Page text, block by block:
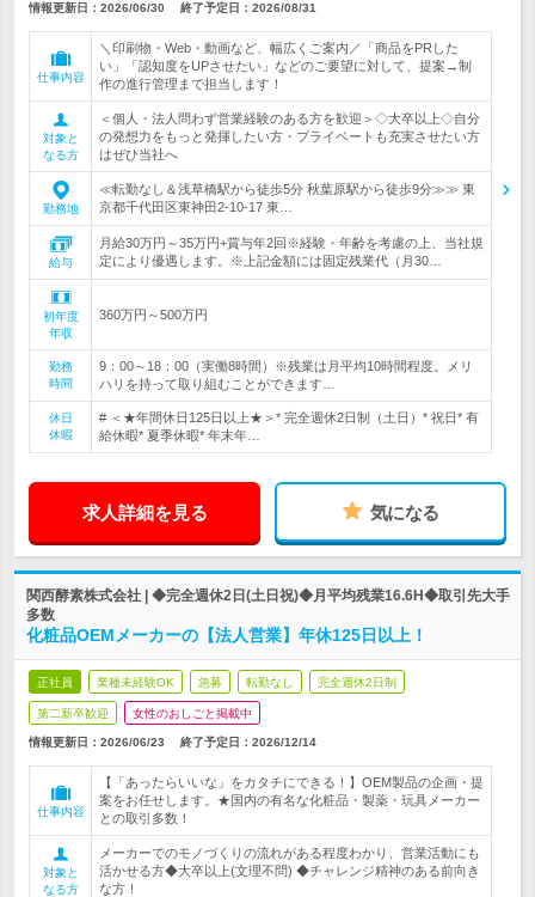
情報更新日：2026/06/30 終了予定日： 2026/08/31
仕事内容
＼印刷物・Web・動画など、幅広くご案内／「商品をPRした
い」「認知度をUPさせたい」などのご要望に対して、提案→制
作の進行管理まで担当します！
対象と
なる方
＜個人・法人問わず営業経験のある方を歓迎＞◇大卒以上◇自分
の発想力をもっと発揮したい方・プライベートも充実させたい方
はぜひ当社へ
勤務地
≪転勤なし＆浅草橋駅から徒歩5分 秋葉原駅から徒歩9分≫≫ 東
京都千代田区東神田2-10-17 東…
給与
月給30万円～35万円+賞与年2回※経験・年齢を考慮の上、当社規
定により優遇します。※上記金額には固定残業代（月30…
初年度
年収
360万円～500万円
勤務
時間
9：00～18：00（実働8時間）※残業は月平均10時間程度。メリ
ハリを持って取り組むことができます…
休日
休暇
# ＜★年間休日125日以上★＞* 完全週休2日制（土日）* 祝日* 有
給休暇* 夏季休暇* 年末年…
求人詳細を見る 気になる
関西酵素株式会社 | ◆完全週休2日(土日祝)◆月平均残業16.6H◆取引先大手
多数
化粧品OEMメーカーの【法人営業】年休125日以上！
正社員 業種未経験OK 急募 転勤なし 完全週休2日制
第二新卒歓迎 女性のおしごと掲載中
情報更新日：2026/06/23 終了予定日： 2026/12/14
仕事内容
【「あったらいいな」をカタチにできる！】OEM製品の企画・提
案をお任せします。★国内の有名な化粧品・製薬・玩具メーカー
との取引多数！
対象と
なる方
メーカーでのモノづくりの流れがある程度わかり、営業活動にも
活かせる方◆大卒以上(文理不問) ◆チャレンジ精神のある前向き
な方！